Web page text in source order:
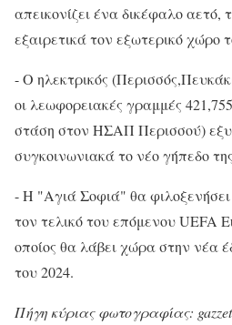
απεικονίζει ένα δικέφαλο αετό,
εξαιρετικά τον εξωτερικό χώρο
- Ο ηλεκτρικός
οι λεωφορειακές γραμμές
στάση στον ΗΣΑΠ Περισσού)
συγκοινωνιακά το νέο γήπεδο
- Η "Αγιά Σοφιά" θα
τον τελικό του επόμενου UEFA
οποίος θα λάβει χώρα στην νέα
του 2024.
Πήγη κύριας φωτογραφίας: